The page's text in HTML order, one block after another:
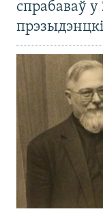
спрабаваў